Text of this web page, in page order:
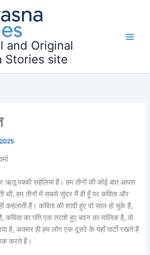
and Original
Stories site
ऋतू पक्की सहेलियां हैं। हम तीनों की कोई बात आपस
थी, हम तीनों में सबसे सुंदर मैं ही हूँ पर कविता और
हैं। कविता की शादी हुए दो साल हो चुके हैं,
कविता का पति एक तराशे हुए बदन का मालिक है, वो
है, अक्सर ही हम लोग एक दूसरे के यहाँ पार्टी रखते हैं
करते हैं।